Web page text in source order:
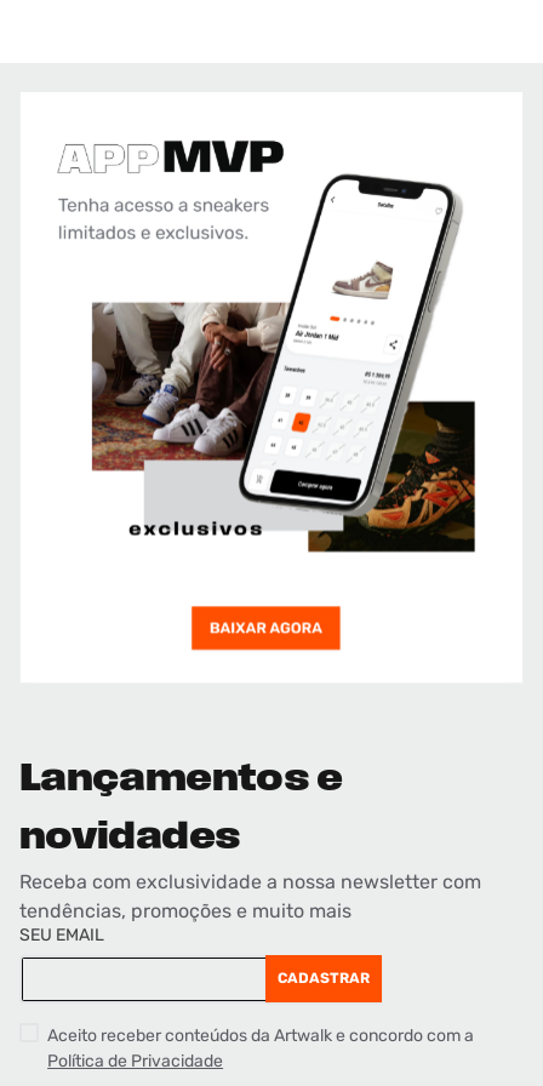
Lançamentos e
novidades
Receba com exclusividade a nossa newsletter com
tendências, promoções e muito mais
SEU EMAIL
CADASTRAR
Aceito receber conteúdos da Artwalk e concordo com a
Política de Privacidade